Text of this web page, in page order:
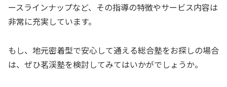
ースラインナップなど、その指導の特徴やサービス内容は
非常に充実しています。
もし、地元密着型で安心して通える総合塾をお探しの場合
は、ぜひ茗渓塾を検討してみてはいかがでしょうか。